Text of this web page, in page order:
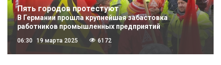
Пять городов протестуют
В Германии прошла крупнейшая забастовка
работников промышленных предприятий
06:30 19 марта 2025 6172